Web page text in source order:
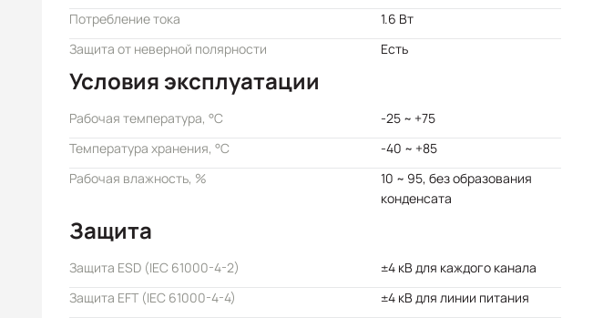
Потребление тока
1.6 Вт
Защита от неверной полярности
Есть
Условия эксплуатации
Рабочая температура, °C
-25 ~ +75
Температура хранения, °C
-40 ~ +85
Рабочая влажность, %
10 ~ 95, без образования
конденсата
Защита
Защита ESD (IEC 61000-4-2)
±4 кВ для каждого канала
Защита EFT (IEC 61000-4-4)
±4 кВ для линии питания